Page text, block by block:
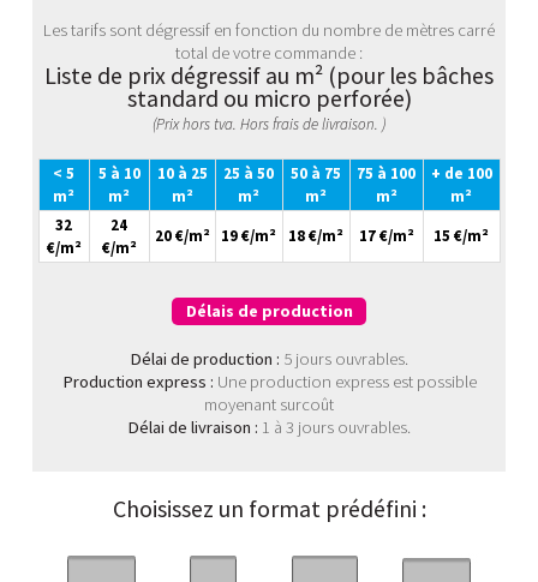
Les tarifs sont dégressif en fonction du nombre de mètres carré
total de votre commande :
Liste de prix dégressif au m² (pour les bâches
standard ou micro perforée)
(Prix hors tva. Hors frais de livraison. )
< 5
m²
5 à 10
m²
10 à 25
m²
25 à 50
m²
50 à 75
m²
75 à 100
m²
+ de 100
m²
32
€/m²
24
€/m²
20 €/m² 19 €/m² 18 €/m² 17 €/m² 15 €/m²
Délais de production
Délai de production : 5 jours ouvrables.
Production express : Une production express est possible
moyenant surcoût
Délai de livraison : 1 à 3 jours ouvrables.
Choisissez un format prédéfini :